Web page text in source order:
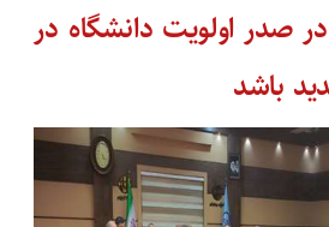
صدر اولویت دانشگاه در
باشد